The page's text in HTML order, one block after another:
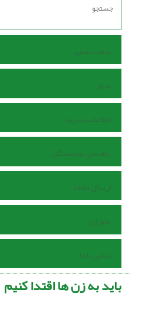
صفحه اصلی
مرور
اطلاعات نشریه
راهنمای نویسندگان
ارسال مقاله
داوران
تماس با ما
باید به زن ها اقتدا کنیم